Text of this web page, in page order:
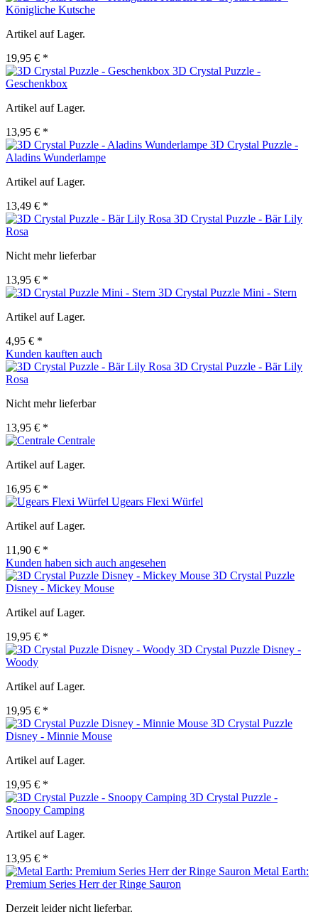
Königliche Kutsche
Artikel auf Lager.
19,95 € *
3D Crystal Puzzle -
Geschenkbox
Artikel auf Lager.
13,95 € *
3D Crystal Puzzle -
Aladins Wunderlampe
Artikel auf Lager.
13,49 € *
3D Crystal Puzzle - Bär Lily
Rosa
Nicht mehr lieferbar
13,95 € *
3D Crystal Puzzle Mini - Stern
Artikel auf Lager.
4,95 € *
Kunden kauften auch
3D Crystal Puzzle - Bär Lily
Rosa
Nicht mehr lieferbar
13,95 € *
Centrale
Artikel auf Lager.
16,95 € *
Ugears Flexi Würfel
Artikel auf Lager.
11,90 € *
Kunden haben sich auch angesehen
3D Crystal Puzzle
Disney - Mickey Mouse
Artikel auf Lager.
19,95 € *
3D Crystal Puzzle Disney -
Woody
Artikel auf Lager.
19,95 € *
3D Crystal Puzzle
Disney - Minnie Mouse
Artikel auf Lager.
19,95 € *
3D Crystal Puzzle -
Snoopy Camping
Artikel auf Lager.
13,95 € *
Metal Earth:
Premium Series Herr der Ringe Sauron
Derzeit leider nicht lieferbar.